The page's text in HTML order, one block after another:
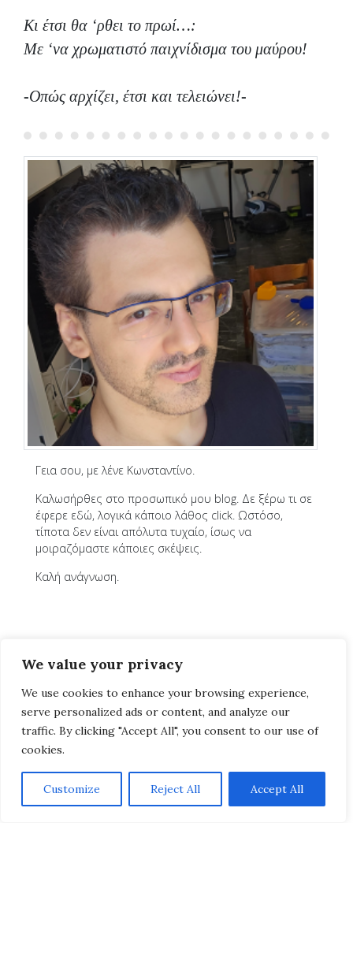
We value your privacy
We use cookies to enhance your browsing experience,
serve personalized ads or content, and analyze our
traffic. By clicking "Accept All", you consent to our use of
cookies.
Customize Reject All Accept All
Κι έτσι θα ‘ρθει το πρωί…:
Με ‘να χρωματιστό παιχνίδισμα του μαύρου!
-Οπώς αρχίζει, έτσι και τελειώνει!-
Γεια σου, με λένε Κωνσταντίνο.
Καλωσήρθες στο προσωπικό μου blog. Δε ξέρω τι σε
έφερε εδώ, λογικά κάποιο λάθος click. Ωστόσο,
τίποτα δεν είναι απόλυτα τυχαίο, ίσως να
μοιραζόμαστε κάποιες σκέψεις.
Καλή ανάγνωση.